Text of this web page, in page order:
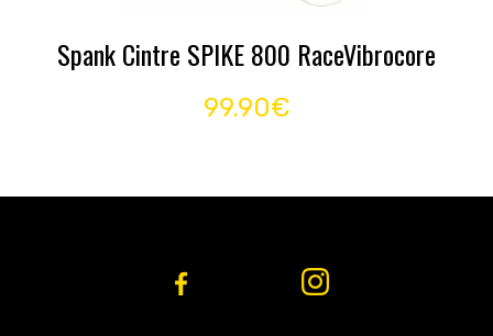
Spank Cintre SPIKE 800 RaceVibrocore
99.90€